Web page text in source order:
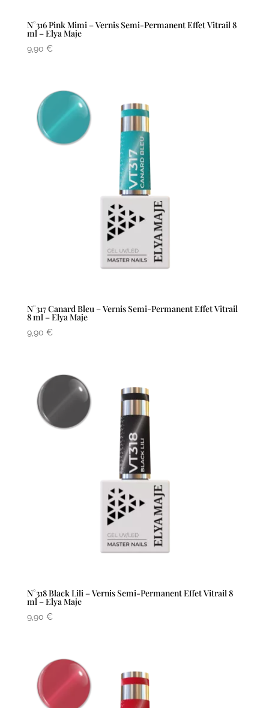
N°316 Pink Mimi – Vernis Semi-Permanent Effet Vitrail 8
ml – Elya Maje
9,90 €
N°317 Canard Bleu – Vernis Semi-Permanent Effet Vitrail
8 ml – Elya Maje
9,90 €
N°318 Black Lili – Vernis Semi-Permanent Effet Vitrail 8
ml – Elya Maje
9,90 €